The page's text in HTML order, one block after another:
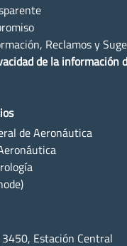
Reclamos y
de la información
de Aeronáutica
Estación Central